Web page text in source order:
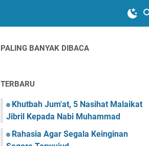
PALING BANYAK DIBACA
TERBARU
Khutbah Jum'at, 5 Nasihat Malaikat
Jibril Kepada Nabi Muhammad
Rahasia Agar Segala Keinginan